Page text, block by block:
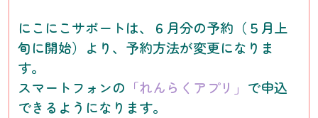
にこにこサポートは、６月分の予約（５月上
旬に開始）より、予約方法が変更になりま
す。
スマートフォンの 「れんらくアプリ」 で申込
できるようになります。